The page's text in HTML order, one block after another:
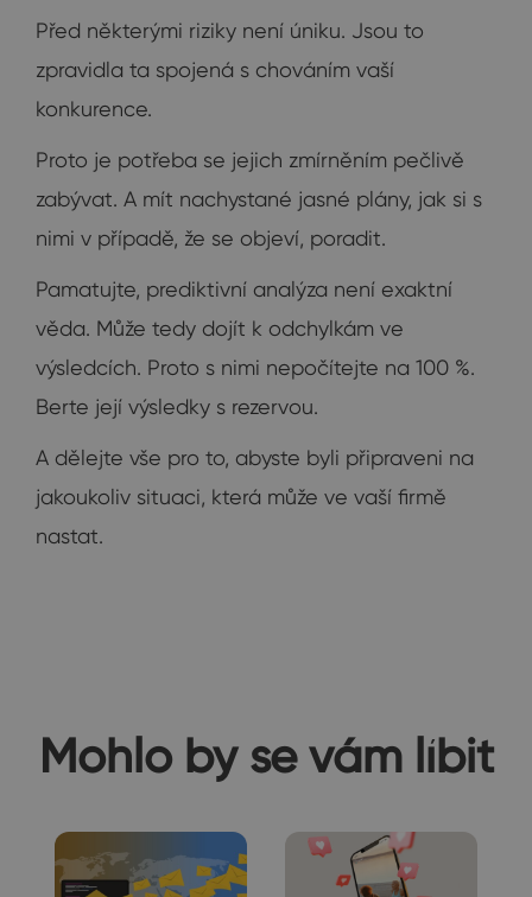
Před některými riziky není úniku. Jsou to
zpravidla ta spojená s chováním vaší
konkurence.
Proto je potřeba se jejich zmírněním pečlivě
zabývat. A mít nachystané jasné plány, jak si s
nimi v případě, že se objeví, poradit.
Pamatujte, prediktivní analýza není exaktní
věda. Může tedy dojít k odchylkám ve
výsledcích. Proto s nimi nepočítejte na 100 %.
Berte její výsledky s rezervou.
A dělejte vše pro to, abyste byli připraveni na
jakoukoliv situaci, která může ve vaší firmě
nastat.
Mohlo by se vám líbit